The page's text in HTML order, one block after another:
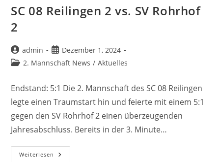
Hochstätt
Türkspor
SC 08 Reilingen 2 vs. SV Rohrhof
2
Beitrags-
Autor:
admin
Beitrag
veröffentlicht:
Dezember 1, 2024
Beitrags-
2. Mannschaft News / Aktuelles
Endstand: 5:1 Die 2. Mannschaft des SC 08 Reilingen
legte einen Traumstart hin und feierte mit einem 5:1
gegen den SV Rohrhof 2 einen überzeugenden
Jahresabschluss. Bereits in der 3. Minute…
Weiterlesen SC